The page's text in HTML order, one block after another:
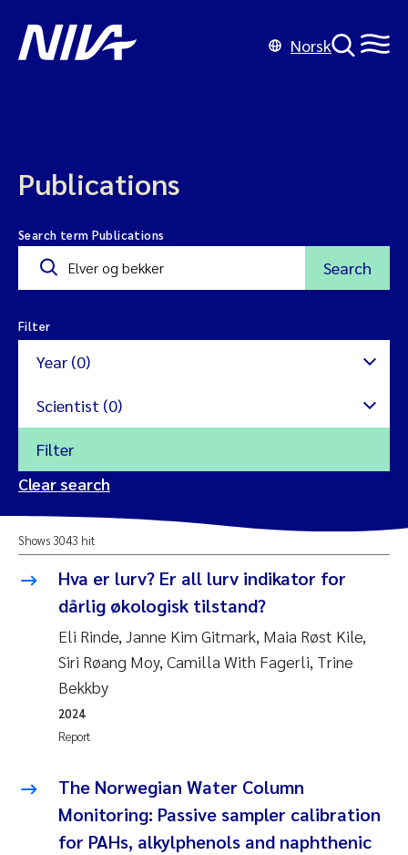
Norsk
Publications
Search term Publications
Search
Filter
Year (0)
2024
2023
2021
2020
2019
2018
Scientist (0)
Amy Lusher
Åse Åtland
Trine Bekkby
Jannicke Moe
Sigrid Haande
Johnny Håll
Susanne Claudia Schneider
Filter
Clear search
Shows 3043 hit
Hva er lurv? Er all lurv indikator for
dårlig økologisk tilstand?
Eli Rinde, Janne Kim Gitmark, Maia Røst Kile,
Siri Røang Moy, Camilla With Fagerli, Trine
Bekkby
Report
2024
The Norwegian Water Column
Monitoring: Passive sampler calibration
for PAHs, alkylphenols and naphthenic